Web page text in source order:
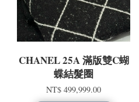
CHANEL 25A 滿版雙C蝴
蝶結髮圈
NT$ 499,999.00